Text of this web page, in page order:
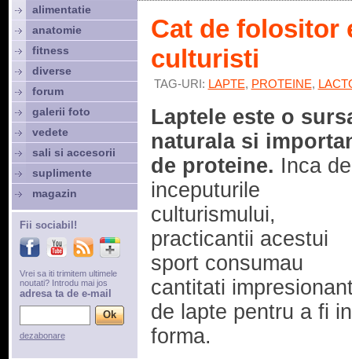
Cat de folositor
culturisti
TAG-URI: LAPTE, PROTEINE,
Laptele este o
naturala si
de proteine. Inca
inceputurile
culturismului,
practicantii acestui
sport consumau
cantitati
de lapte pentru a fi in
forma.
alimentatie
anatomie
fitness
diverse
forum
galerii foto
vedete
sali si accesorii
suplimente
magazin
Fii sociabil!
Vrei sa iti trimitem ultimele
noutati? Introdu mai jos
adresa ta de e-mail
dezabonare